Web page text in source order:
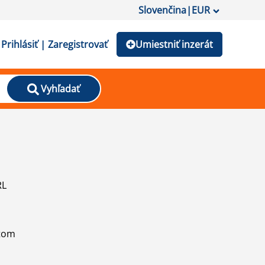
Slovenčina|EUR
Prihlásiť | Zaregistrovať Umiestniť inzerát
Vyhľadať